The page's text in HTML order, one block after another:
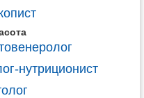
нутриционист